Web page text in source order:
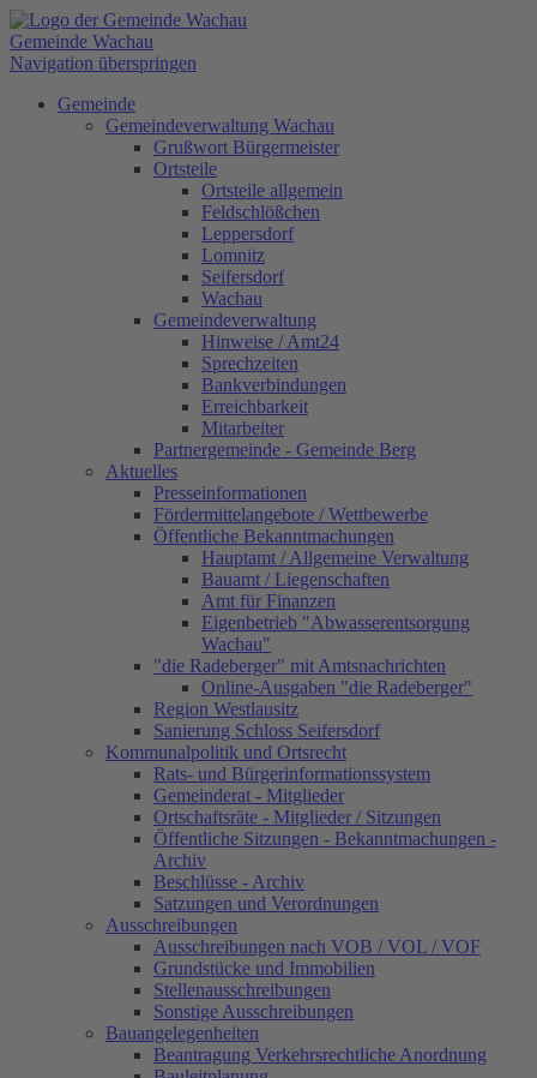
Gemeinde Wachau
Navigation überspringen
Gemeinde
Gemeindeverwaltung Wachau
Grußwort Bürgermeister
Ortsteile
Ortsteile allgemein
Feldschlößchen
Leppersdorf
Lomnitz
Seifersdorf
Wachau
Gemeindeverwaltung
Hinweise / Amt24
Sprechzeiten
Bankverbindungen
Erreichbarkeit
Mitarbeiter
Partnergemeinde - Gemeinde Berg
Aktuelles
Presseinformationen
Fördermittelangebote / Wettbewerbe
Öffentliche Bekanntmachungen
Hauptamt / Allgemeine Verwaltung
Bauamt / Liegenschaften
Amt für Finanzen
Eigenbetrieb "Abwasserentsorgung
Wachau"
"die Radeberger" mit Amtsnachrichten
Online-Ausgaben "die Radeberger"
Region Westlausitz
Sanierung Schloss Seifersdorf
Kommunalpolitik und Ortsrecht
Rats- und Bürgerinformationssystem
Gemeinderat - Mitglieder
Ortschaftsräte - Mitglieder / Sitzungen
Öffentliche Sitzungen - Bekanntmachungen -
Archiv
Beschlüsse - Archiv
Satzungen und Verordnungen
Ausschreibungen
Ausschreibungen nach VOB / VOL / VOF
Grundstücke und Immobilien
Stellenausschreibungen
Sonstige Ausschreibungen
Bauangelegenheiten
Beantragung Verkehrsrechtliche Anordnung